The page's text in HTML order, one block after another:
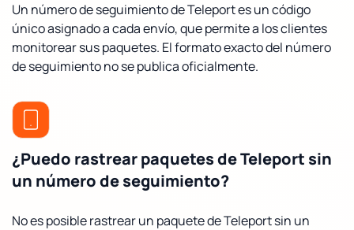
Un número de seguimiento de Teleport es un código
único asignado a cada envío, que permite a los clientes
monitorear sus paquetes. El formato exacto del número
de seguimiento no se publica oficialmente.
¿Puedo rastrear paquetes de Teleport sin
un número de seguimiento?
No es posible rastrear un paquete de Teleport sin un